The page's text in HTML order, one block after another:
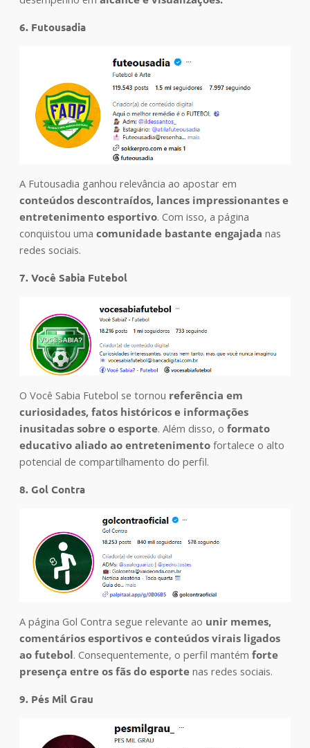
6. Futousadia
A Futousadia ganhou relevância ao apostar em
conteúdos descontraídos, lances impressionantes e
entretenimento esportivo. Com isso, a página
conquistou uma comunidade bastante engajada nas
redes sociais.
7. Você Sabia Futebol
O Você Sabia Futebol se tornou referência em
curiosidades, fatos históricos e informações
inusitadas sobre o esporte. Além disso, o formato
educativo aliado ao entretenimentofortalece o alto
potencial de compartilhamento do perfil.
8. Gol Contra
A página Gol Contra segue relevante ao unir memes,
comentários esportivos e conteúdos virais ligados
ao futebol. Consequentemente, o perfil mantém forte
presença entre os fãs do esportenas redes sociais.
9. Pés Mil Grau